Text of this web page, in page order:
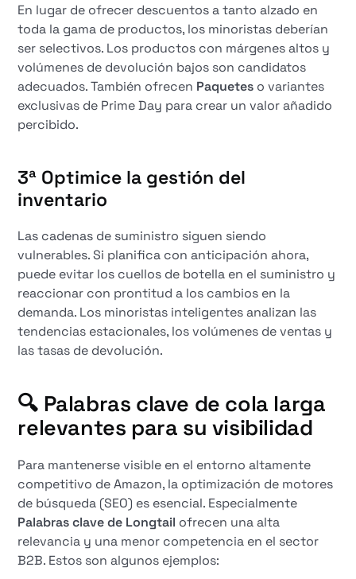
En lugar de ofrecer descuentos a tanto alzado en
toda la gama de productos, los minoristas deberían
ser selectivos. Los productos con márgenes altos y
volúmenes de devolución bajos son candidatos
adecuados. También ofrecen Paquetes o variantes
exclusivas de Prime Day para crear un valor añadido
percibido.
3ª Optimice la gestión del
inventario
Las cadenas de suministro siguen siendo
vulnerables. Si planifica con anticipación ahora,
puede evitar los cuellos de botella en el suministro y
reaccionar con prontitud a los cambios en la
demanda. Los minoristas inteligentes analizan las
tendencias estacionales, los volúmenes de ventas y
las tasas de devolución.
🔍 Palabras clave de cola larga
relevantes para su visibilidad
Para mantenerse visible en el entorno altamente
competitivo de Amazon, la optimización de motores
de búsqueda (SEO) es esencial. Especialmente
Palabras clave de Longtail ofrecen una alta
relevancia y una menor competencia en el sector
B2B. Estos son algunos ejemplos: